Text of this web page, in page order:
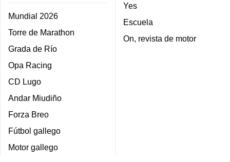
Mundial 2026
Torre de Marathon
Grada de Río
Opa Racing
CD Lugo
Andar Miudiño
Forza Breo
Fútbol gallego
Motor gallego
Yes
Escuela
On, revista de motor